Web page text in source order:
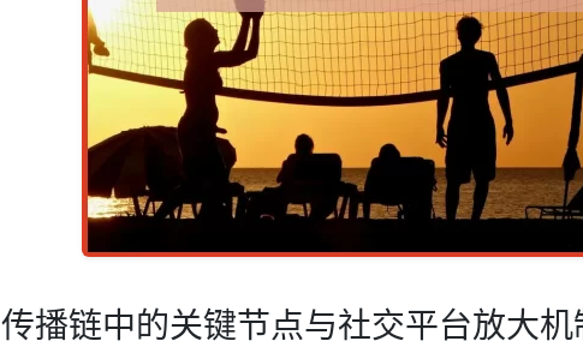
传播链中的关键节点与社交平台放大机